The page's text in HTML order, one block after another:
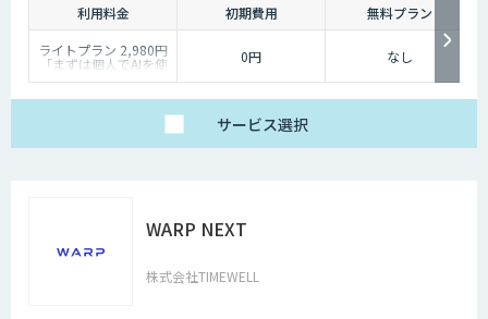
利用料金 初期費用
無料プラン
ライトプラン 2,980円
「まずは個人でAIを使
い倒したい」方に
で、日々の壁打ちや調
※AIスライド作成など
「チームで業務を劇的
に変えたい」方に
・5名様まで一律料金
で使い放題
・全機能制限なし！ AI
0円 なし
サービス選択
WARP NEXT
株式会社TIMEWELL